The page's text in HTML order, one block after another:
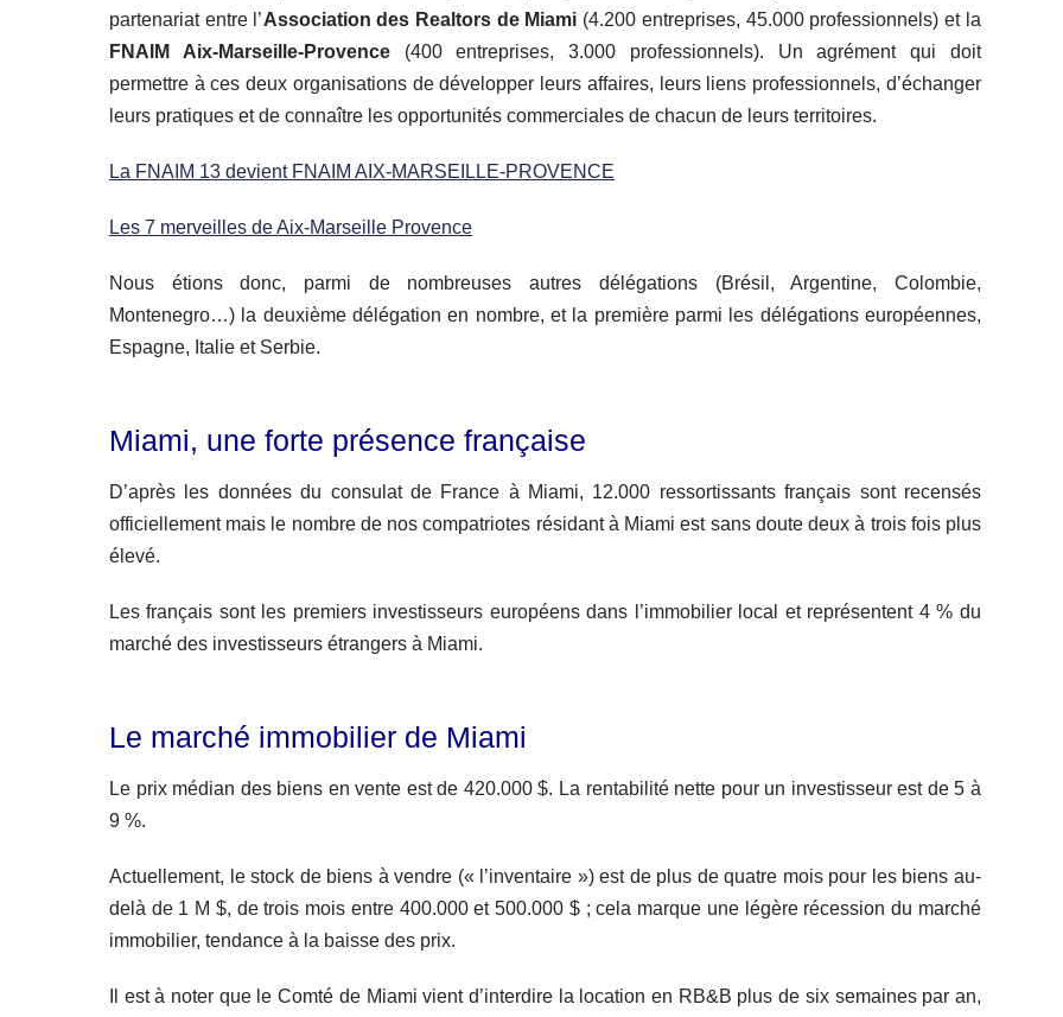
partenariat entre l’Association des Realtors de Miami (4.200 entreprises, 45.000 professionnels) et la
FNAIM Aix-Marseille-Provence(400 entreprises, 3.000 professionnels). Un agrément qui doit
permettre à ces deux organisations de développer leurs affaires, leurs liens professionnels, d’échanger
leurs pratiques et de connaître les opportunités commerciales de chacun de leurs territoires.
La FNAIM 13 devient FNAIM AIX-MARSEILLE-PROVENCE
Les 7 merveilles de Aix-Marseille Provence
Nous étions donc, parmi de nombreuses autres délégations (Brésil, Argentine, Colombie,
Montenegro…) la deuxième délégation en nombre, et la première parmi les délégations européennes,
Espagne, Italie et Serbie.
Miami, une forte présence française
D’après les données du consulat de France à Miami, 12.000 ressortissants français sont recensés
officiellement mais le nombre de nos compatriotes résidant à Miami est sans doute deux à trois fois plus
élevé.
Les français sont les premiers investisseurs européens dans l’immobilier local et représentent 4 % du
marché des investisseurs étrangers à Miami.
Le marché immobilier de Miami
Le prix médian des biens en vente est de 420.000 $. La rentabilité nette pour un investisseur est de 5 à
9 %.
Actuellement, le stock de biens à vendre (« l’inventaire ») est de plus de quatre mois pour les biens au-
delà de 1 M $, de trois mois entre 400.000 et 500.000 $ ; cela marque une légère récession du marché
immobilier, tendance à la baisse des prix.
Il est à noter que le Comté de Miami vient d’interdire la location en RB&B plus de six semaines par an,